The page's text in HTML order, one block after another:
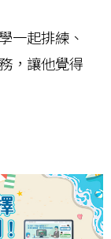
一起排練、
，讓他覺得